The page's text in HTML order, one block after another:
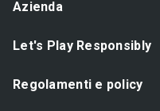
Azienda
Let's Play Responsibly
Regolamenti e policy